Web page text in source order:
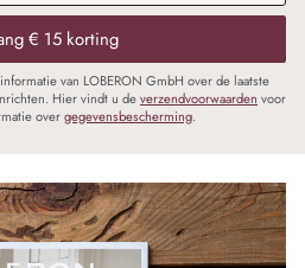
€ 15 korting
van LOBERON GmbH over de laatste
Hier vindt u deverzendvoorwaarden voor
overgegevensbescherming.